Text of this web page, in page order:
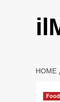
HOME
Food